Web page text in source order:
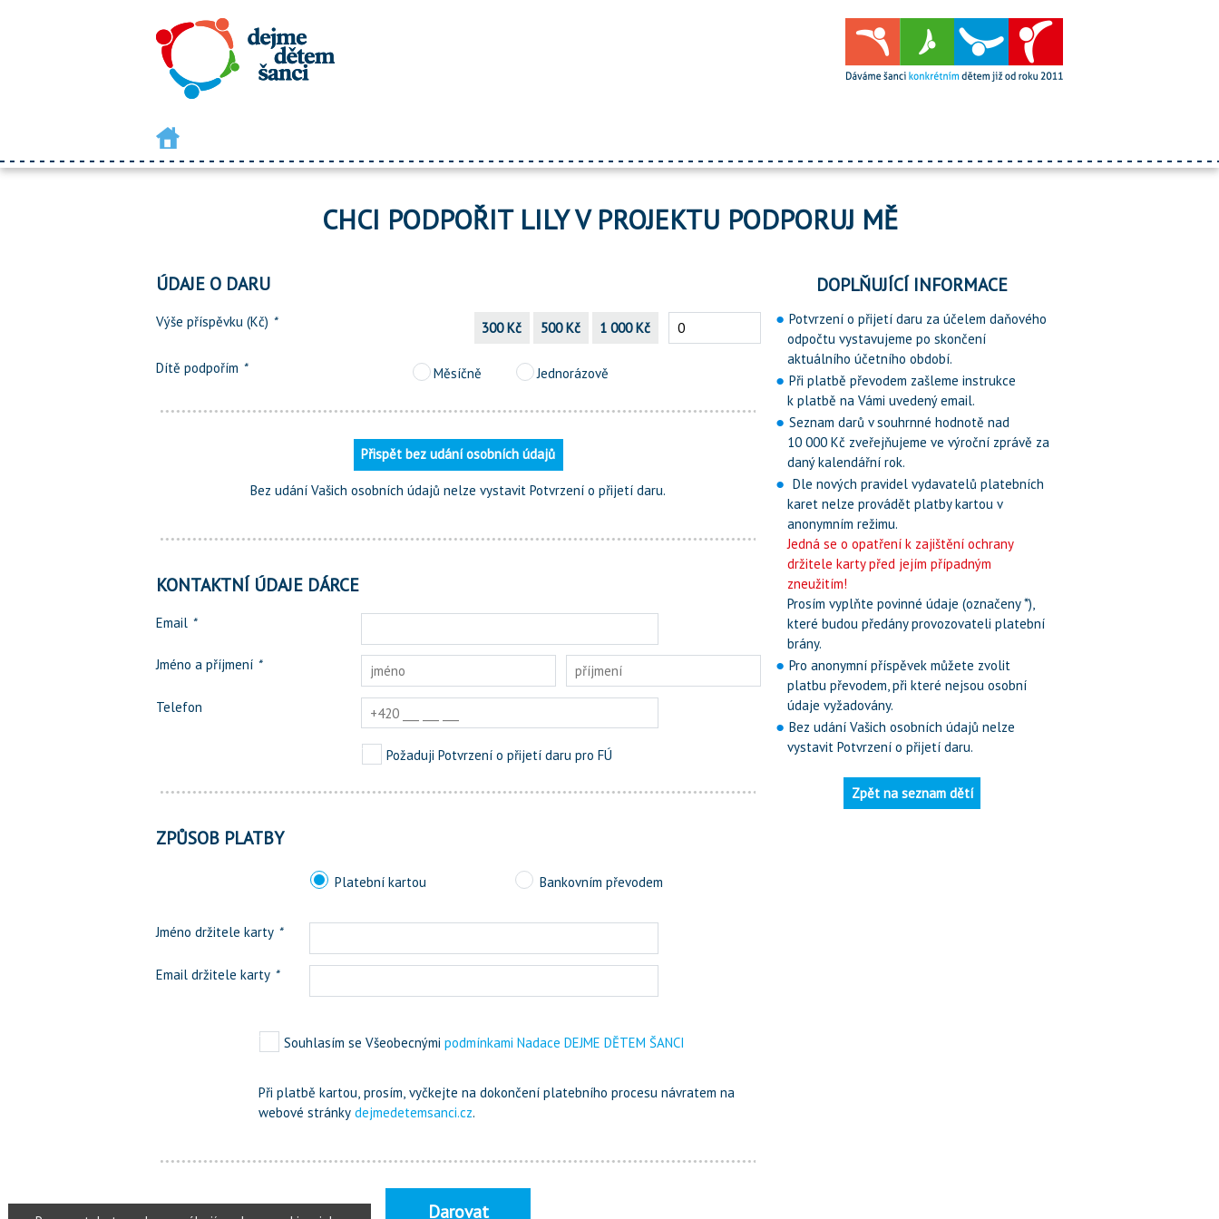
CHCI PODPOŘIT LILY V PROJEKTU PODPORUJ MĚ
ÚDAJE O DARU
Výše příspěvku (Kč) * 300 Kč 500 Kč 1 000 Kč
Dítě podpořím * Měsíčně Jednorázově
Přispět bez udání osobních údajů
Bez udání Vašich osobních údajů nelze vystavit Potvrzení o přijetí daru.
KONTAKTNÍ ÚDAJE DÁRCE
Email *
Jméno a příjmení *
Telefon
Požaduji Potvrzení o přijetí daru pro FÚ
ZPŮSOB PLATBY
Platební kartou Bankovním převodem
Jméno držitele karty *
Email držitele karty *
Souhlasím se Všeobecnými podmínkami Nadace DEJME DĚTEM ŠANCI
Při platbě kartou, prosím, vyčkejte na dokončení platebního procesu návratem na
webové stránky dejmedetemsanci.cz.
Darovat
DOPLŇUJÍCÍ INFORMACE
Potvrzení o přijetí daru za účelem daňového
odpočtu vystavujeme po skončení
aktuálního účetního období.
Při platbě převodem zašleme instrukce
k platbě na Vámi uvedený email.
Seznam darů v souhrnné hodnotě nad
10 000 Kč zveřejňujeme ve výroční zprávě za
daný kalendářní rok.
Dle nových pravidel vydavatelů platebních
karet nelze provádět platby kartou v
anonymním režimu.
Jedná se o opatření k zajištění ochrany
držitele karty před jejím případným
zneužitím!
Prosím vyplňte povinné údaje (označeny *),
které budou předány provozovateli platební
brány.
Pro anonymní příspěvek můžete zvolit
platbu převodem, při které nejsou osobní
údaje vyžadovány.
Bez udání Vašich osobních údajů nelze
vystavit Potvrzení o přijetí daru.
Zpět na seznam dětí